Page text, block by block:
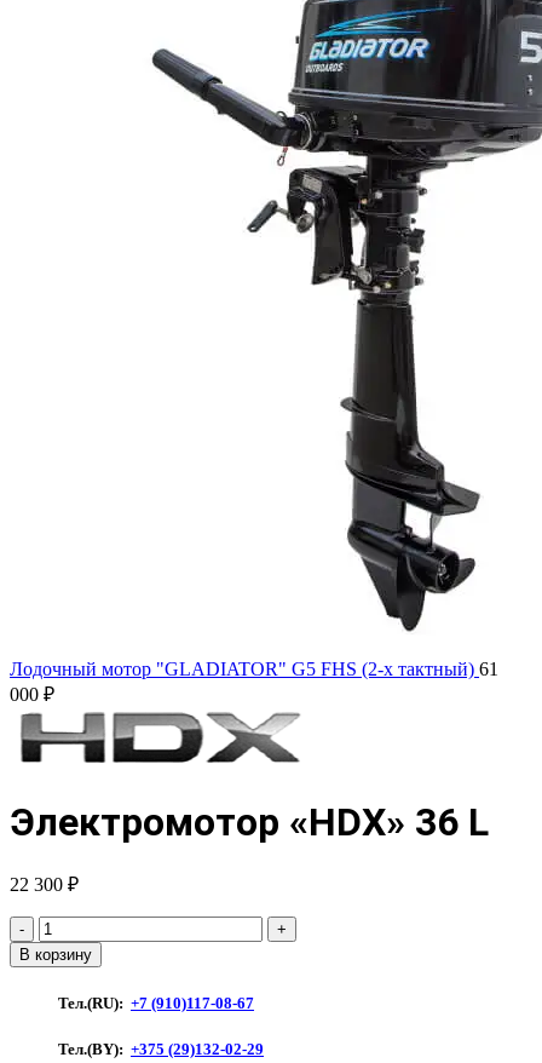
Лодочный мотор "GLADIATOR" G5 FHS (2-х тактный) 61
000 ₽
Электромотор «HDX» 36 L
22 300 ₽
Количество
товара
Электромотор
В корзину
Тел.(RU): +7 (910)117-08-67
Тел.(BY): +375 (29)132-02-29